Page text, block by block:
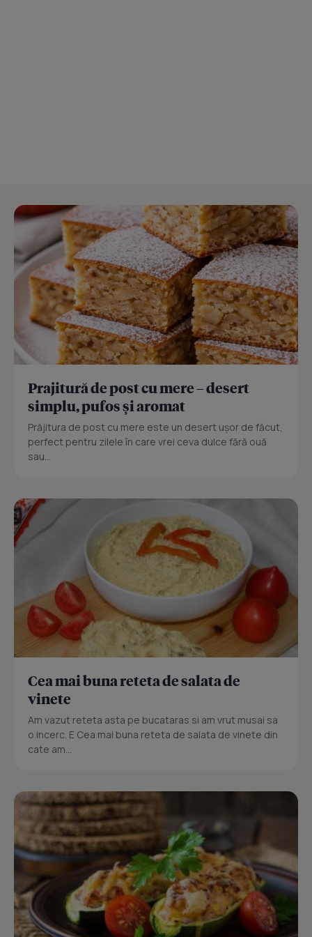
Prajitură de post cu mere – desert
simplu, pufos și aromat
Prăjitura de post cu mere este un desert ușor de făcut,
perfect pentru zilele în care vrei ceva dulce fără ouă
sau...
Cea mai buna reteta de salata de
vinete
Am vazut reteta asta pe bucataras si am vrut musai sa
o incerc. E Cea mai buna reteta de salata de vinete din
cate am...